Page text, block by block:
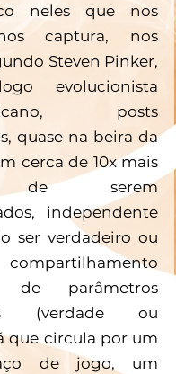
neles que nos
captura, nos
Steven Pinker,
evolucionista
posts
quase na beira da
cerca de 10x mais
de serem
independente
ser verdadeiro ou
de parâmetros
(verdade ou
que circula por um
de jogo, um